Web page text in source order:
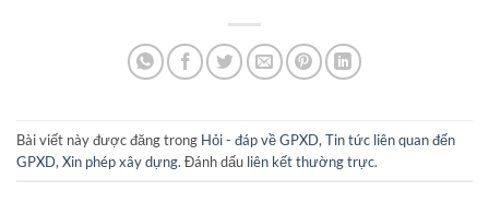
Bài viết này được đăng trong Hỏi - đáp về GPXD, Tin tức liên quan đến
GPXD, Xin phép xây dựng. Đánh dấu liên kết thường trực.